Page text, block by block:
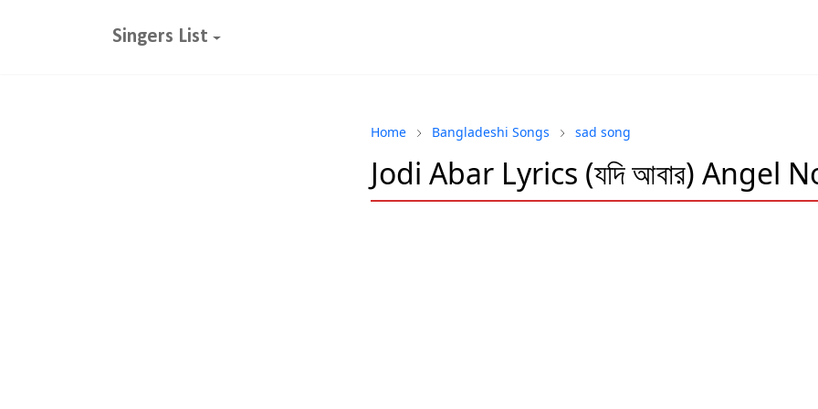
Singers List
Home Bangladeshi Songs sad song
Jodi Abar Lyrics (যদি আবার) Angel